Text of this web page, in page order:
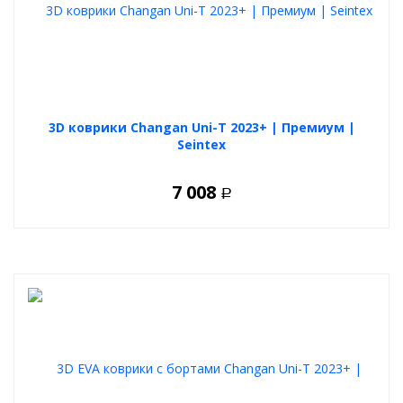
3D коврики Changan Uni-T 2023+ | Премиум |
Seintex
7 008 Р